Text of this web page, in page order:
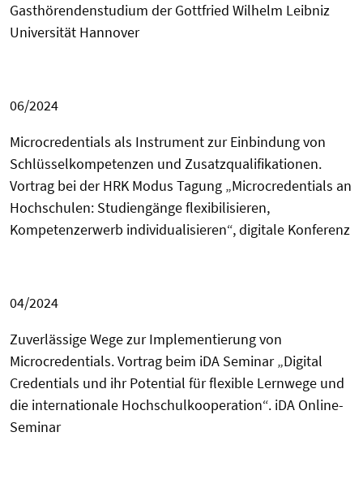
Gasthörendenstudium derGottfried Wilhelm Leibniz
Universität Hannover
06/2024
Microcredentials als Instrument zur Einbindung von
Schlüsselkompetenzen und Zusatzqualifikationen.
Vortrag bei der HRK Modus Tagung „Microcredentials an
Hochschulen: Studiengänge flexibilisieren,
Kompetenzerwerb individualisieren“, digitale Konferenz
04/2024
Zuverlässige Wege zur Implementierung von
Microcredentials. Vortrag beim iDA Seminar „Digital
Credentials und ihr Potential für flexible Lernwege und
die internationale Hochschulkooperation“. iDA Online-
Seminar